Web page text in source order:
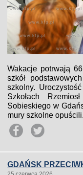
Wakacje potrwają
szkół
szkolny.
Szkołach
Sobieskiego w
mury szkolne
GDAŃSK